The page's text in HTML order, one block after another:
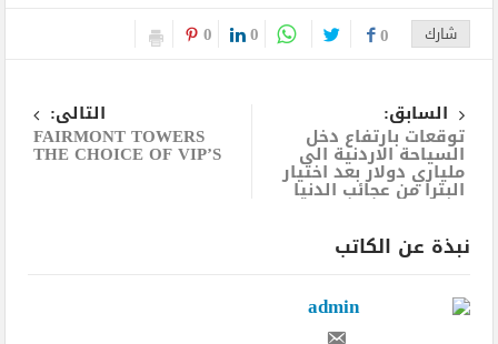
شارك 0
0
0
السابق:
توقعات بارتفاع دخل
السياحة الاردنية الى
ملياري دولار بعد اختيار
البترا من عجائب الدنيا
التالى:
FAIRMONT TOWERS
THE CHOICE OF VIP’S
نبذة عن الكاتب
admin